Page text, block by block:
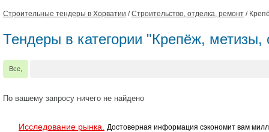
Строительные тендеры в Хорватии /Строительство, отделка, ремонт /
Тендеры в категории "Крепёж, метизы,
Все,
По вашему запросу ничего не найдено
Исследование рынка.
Достоверная информация сэкономит вам